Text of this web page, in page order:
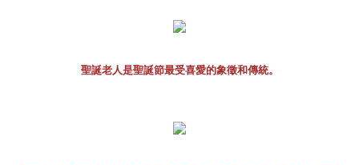
聖誕老人是聖誕節最受喜愛的象徵和傳統。